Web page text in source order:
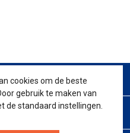
cookies om de beste
gebruik te maken van
de standaard instellingen.